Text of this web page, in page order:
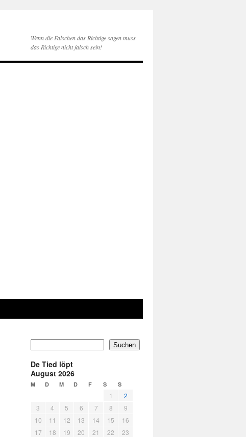
Wenn die Falschen das Richtige sagen muss
das Richtige nicht falsch sein!
Suchen
De Tied löpt
August 2026
M D M D F S S
1
2
3
4 5 6 7 8
9
10
11 12 13 14 15
16
17
18 19 20 21 22
23